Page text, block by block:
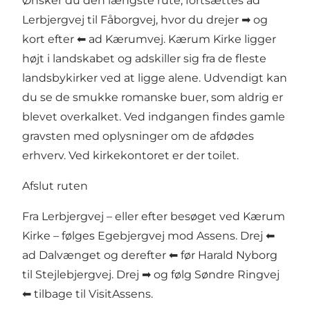
Lerbjergvej til Fåborgvej, hvor du drejer ➡ og
kort efter ⬅ ad Kærumvej. Kærum Kirke ligger
højt i landskabet og adskiller sig fra de fleste
landsbykirker ved at ligge alene. Udvendigt kan
du se de smukke romanske buer, som aldrig er
blevet overkalket. Ved indgangen findes gamle
gravsten med oplysninger om de afdødes
erhverv. Ved kirkekontoret er der toilet.
Afslut ruten
Fra Lerbjergvej – eller efter besøget ved Kærum
Kirke – følges Egebjergvej mod Assens. Drej ⬅
ad Dalvænget og derefter ⬅ før Harald Nyborg
til Stejlebjergvej. Drej ➡ og følg Søndre Ringvej
⬅ tilbage til VisitAssens.